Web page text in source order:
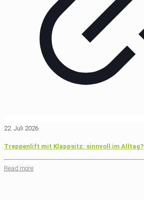
22. Juli 2026
Treppenlift mit Klappsitz: sinnvoll im Alltag?
Read more